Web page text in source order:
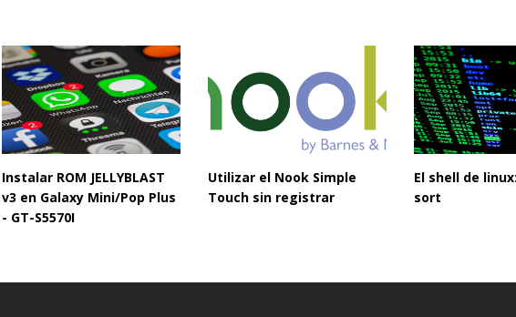
Instalar ROM JELLYBLAST
v3 en Galaxy Mini/Pop Plus
- GT-S5570I
Utilizar el Nook Simple
Touch sin registrar
El shell de
sort